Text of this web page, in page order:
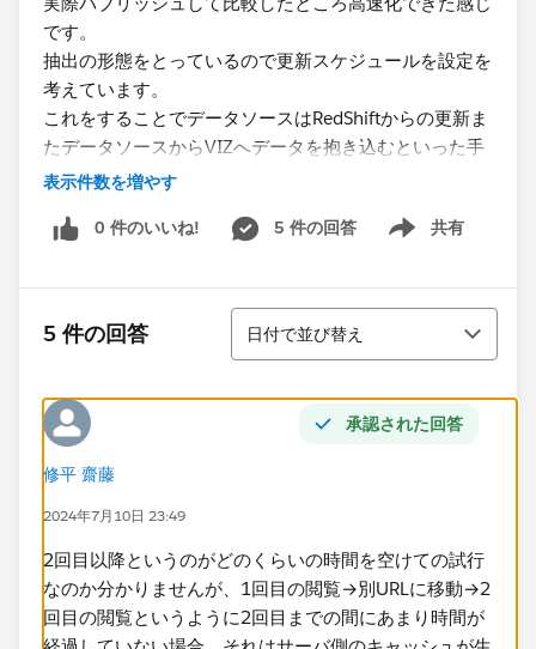
です。
抽出の形態をとっているので更新スケジュールを設定を
考えています。
これをすることでデータソースはRedShiftからの更新ま
たデータソースからVIZへデータを抱き込むといった手
順が発生すると考えます。
レスポンスの改善はフィルター数・クロス集計・グラフ
数等といったの見直しやアクション・パラメータの利用
あと、​VIZ改修後は改修前と比較し各値が低値になって
います。
抽出にしたことでlogの内容が変わっています。
表示件数を増やす
0 件のいいね! 5 件の回答 共有
Show menu
5 件の回答
並び替え
日付で並び替え
承認された回答
修平 齋藤
2024年7月10日 23:49
2回目以降というのがどのくらいの時間を空けての試行
なのか分かりませんが、1回目の閲覧→別URLに移動→2
回目の​閲覧というように2回目までの間にあまり時間が